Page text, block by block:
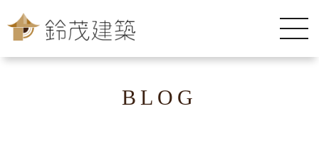
BLOG